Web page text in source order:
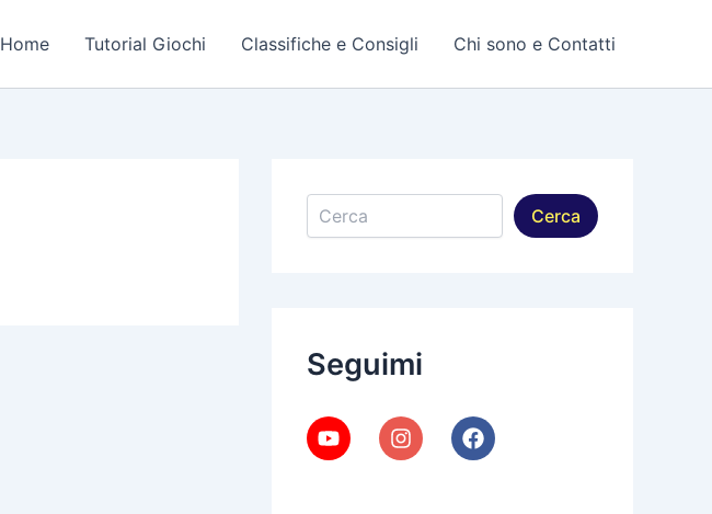
Home Tutorial Giochi Classifiche e Consigli Chi sono e Contatti
Cerca
Cerca
Seguimi